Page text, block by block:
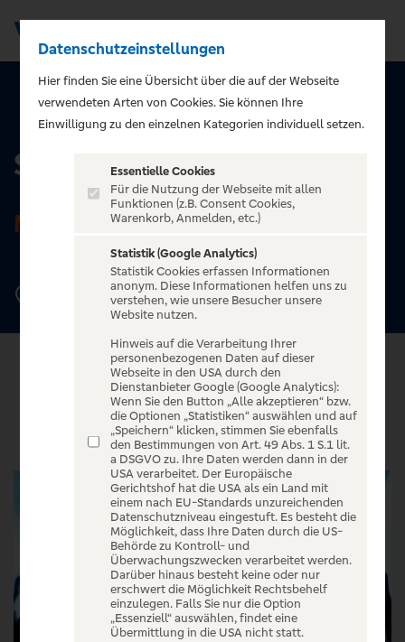
ZURÜCK ZUR STARTSEITE
STROM
MÜNCHEN
Lindwurmstraße 88, 80337 München
VERANSTALTUNGEN
Datenschutzeinstellungen
Hier finden Sie eine Übersicht über die auf der Webseite
verwendeten Arten von Cookies. Sie können Ihre
Einwilligung zu den einzelnen Kategorien individuell setzen.
Essentielle Cookies
Für die Nutzung der Webseite mit allen
Funktionen (z.B. Consent Cookies,
Warenkorb, Anmelden, etc.)
Statistik (Google Analytics)
Statistik Cookies erfassen Informationen
anonym. Diese Informationen helfen uns zu
verstehen, wie unsere Besucher unsere
Website nutzen.
Hinweis auf die Verarbeitung Ihrer
personenbezogenen Daten auf dieser
Webseite in den USA durch den
Dienstanbieter Google (Google Analytics):
Wenn Sie den Button „Alle akzeptieren“ bzw.
die Optionen „Statistiken“ auswählen und auf
„Speichern“ klicken, stimmen Sie ebenfalls
den Bestimmungen von Art. 49 Abs. 1 S.1 lit.
a DSGVO zu. Ihre Daten werden dann in der
USA verarbeitet. Der Europäische
Gerichtshof hat die USA als ein Land mit
einem nach EU-Standards unzureichenden
Datenschutzniveau eingestuft. Es besteht die
Möglichkeit, dass Ihre Daten durch die US-
Behörde zu Kontroll- und
Überwachungszwecken verarbeitet werden.
Darüber hinaus besteht keine oder nur
erschwert die Möglichkeit Rechtsbehelf
einzulegen. Falls Sie nur die Option
„Essenziell“ auswählen, findet eine
Übermittlung in die USA nicht statt.